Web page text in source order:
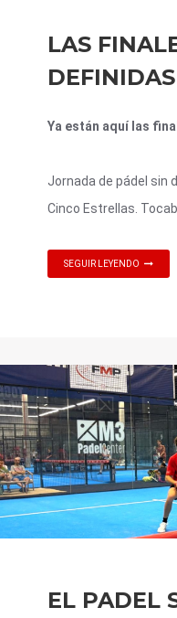
LAS
DEFINIDAS
Ya están aquí las
Jornada de pádel sin
Cinco Estrellas.
SEGUIR LEYENDO
EL PADEL